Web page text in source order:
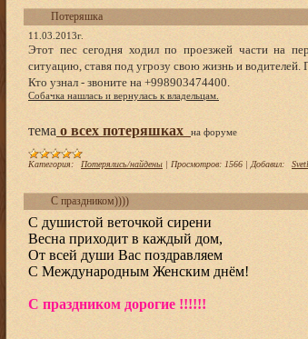
Потеряшка
11.03.2013г.
Этот пес сегодня ходил по проезжей части на
ситуацию, ставя под угрозу свою жизнь и
Кто узнал - звоните на +998903474400.
Собачка нашлась и вернулась к владельцам.
тема о всех потеряшках на форуме
Категория: Потерялись/найдены | Просмотров: 1566 | Добавил:
С праздником))))
С душистой веточкой сирени
Весна приходит в каждый дом,
От всей души Вас поздравляем
С Международным Женским днём!
С праздником дорогие !!!!!!